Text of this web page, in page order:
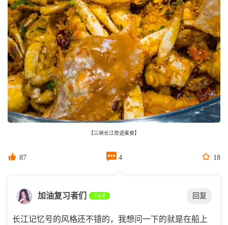
【三峡长江奇迹美食】
 87  4  18
加油复习者们 Lv.4 回复
长江记忆号的风格还不错的，我想问一下的就是在船上